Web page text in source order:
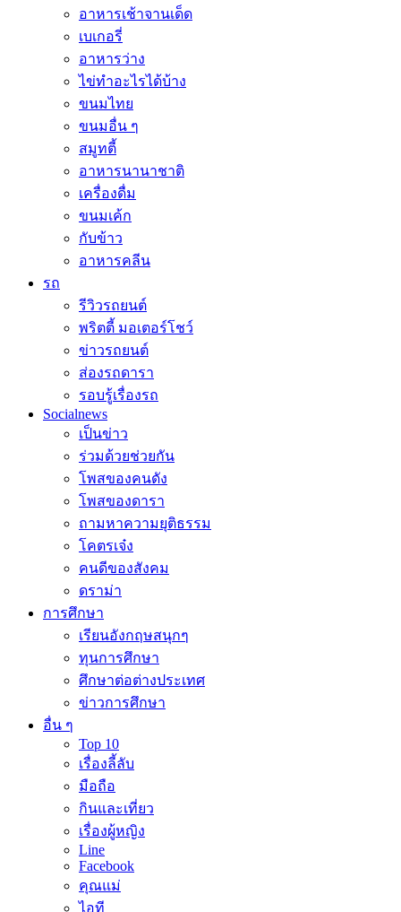
อาหารเช้าจานเด็ด
เบเกอรี่
อาหารว่าง
ไข่ทำอะไรได้บ้าง
ขนมไทย
ขนมอื่น ๆ
สมูทตี้
อาหารนานาชาติ
เครื่องดื่ม
ขนมเค้ก
กับข้าว
อาหารคลีน
รถ
รีวิวรถยนต์
พริตตี้ มอเตอร์โชว์
ข่าวรถยนต์
ส่องรถดารา
รอบรู้เรื่องรถ
Socialnews
เป็นข่าว
ร่วมด้วยช่วยกัน
โพสของคนดัง
โพสของดารา
ถามหาความยุติธรรม
โคตรเจ๋ง
คนดีของสังคม
ดราม่า
การศึกษา
เรียนอังกฤษสนุกๆ
ทุนการศึกษา
ศึกษาต่อต่างประเทศ
ข่าวการศึกษา
อื่น ๆ
Top 10
เรื่องลี้ลับ
มือถือ
กินและเที่ยว
เรื่องผู้หญิง
Line
Facebook
คุณแม่
ไอที